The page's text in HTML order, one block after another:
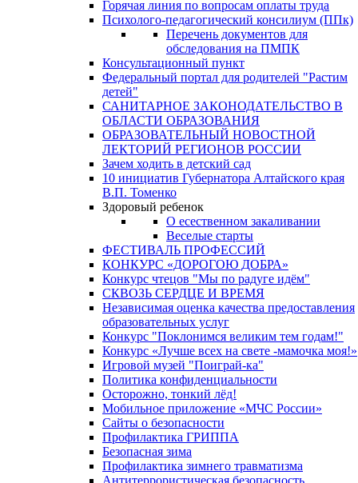
Горячая линия по вопросам оплаты труда
Психолого-педагогический консилиум (ППк)
Перечень документов для
обследования на ПМПК
Консультационный пункт
Федеральный портал для родителей "Растим
детей"
САНИТАРНОЕ ЗАКОНОДАТЕЛЬСТВО В
ОБЛАСТИ ОБРАЗОВАНИЯ
ОБРАЗОВАТЕЛЬНЫЙ НОВОСТНОЙ
ЛЕКТОРИЙ РЕГИОНОВ РОССИИ
Зачем ходить в детский сад
10 инициатив Губернатора Алтайского края
В.П. Томенко
Здоровый ребенок
О есественном закаливании
Веселые старты
ФЕСТИВАЛЬ ПРОФЕССИЙ
КОНКУРС «ДОРОГОЮ ДОБРА»
Конкурс чтецов "Мы по радуге идём"
СКВОЗЬ СЕРДЦЕ И ВРЕМЯ
Независимая оценка качества предоставления
образовательных услуг
Конкурс "Поклонимся великим тем годам!"
Конкурс «Лучше всех на свете -мамочка моя!»
Игровой музей "Поиграй-ка"
Политика конфиденциальности
Осторожно, тонкий лёд!
Мобильное приложение «МЧС России»
Сайты о безопасности
Профилактика ГРИППА
Безопасная зима
Профилактика зимнего травматизма
Антитеррористическая безопасность